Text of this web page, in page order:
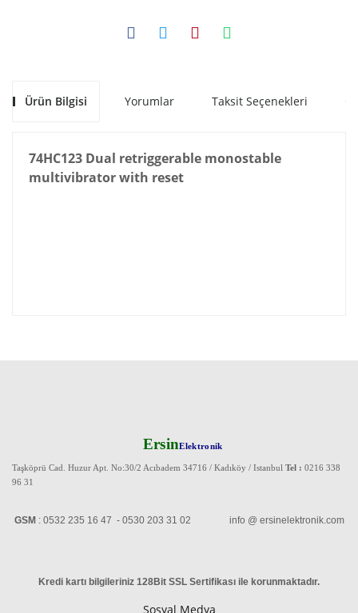
Ürün Bilgisi Yorumlar Taksit Seçenekleri
74HC123 Dual retriggerable monostable
multivibrator with reset
ErsinElektronik
Taşköprü Cad. Huzur Apt. No:30/2 Acıbadem 34716 / Kadıköy / Istanbul Tel : 0216 338
96 31
GSM : 0532 235 16 47 - 0530 203 31 02 info @ ersinelektronik.com
Kredi kartı bilgileriniz 128Bit SSL Sertifikası ile korunmaktadır.
Sosyal Medya